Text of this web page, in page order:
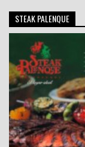
STEAK PALENQUE